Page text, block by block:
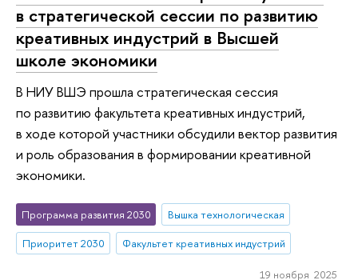
в стратегической сессии по развитию
креативных индустрий в Высшей
школе экономики
В НИУ ВШЭ прошла стратегическая сессия
по развитию факультета креативных индустрий,
в ходе которой участники обсудили вектор развития
и роль образования в формировании креативной
экономики.
Программа развития 2030
Вышка технологическая
Приоритет 2030
Факультет креативных индустрий
19 ноября 2025